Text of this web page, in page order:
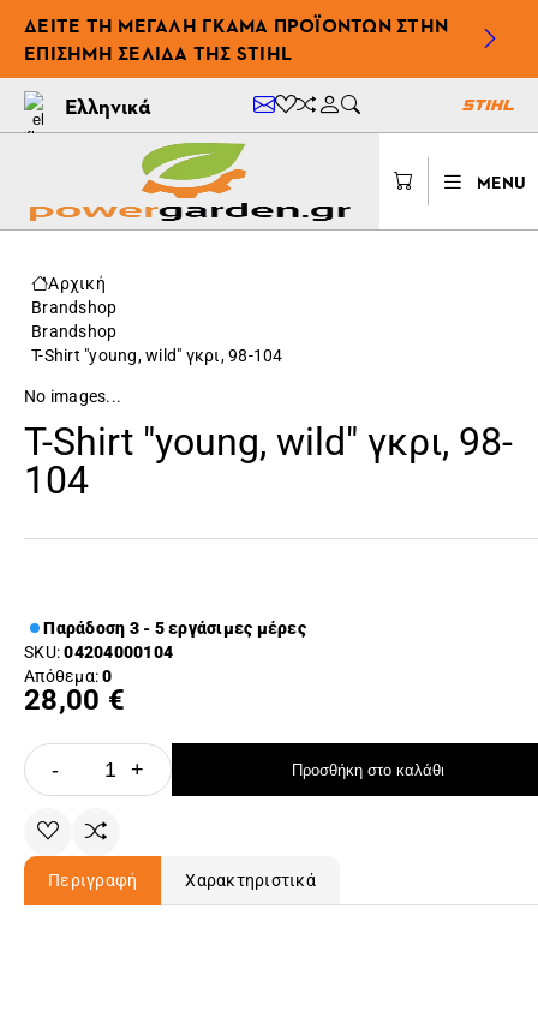
ΔΕΊΤΕ ΤΗ ΜΕΓΆΛΗ ΓΚΆΜΑ ΠΡΟΪΌΝΤΩΝ ΣΤΗΝ
ΕΠΊΣΗΜΗ ΣΕΛΊΔΑ ΤΗΣ STIHL
Ελληνικά
MENU
Αρχική
Brandshop
Brandshop
T-Shirt "young, wild" γκρι, 98-104
No images...
T-Shirt "young, wild" γκρι, 98-
104
Παράδοση 3 - 5 εργάσιμες μέρες
SKU:04204000104
Απόθεμα:0
28,00 €
- + Προσθήκη στο καλάθι
Περιγραφή Χαρακτηριστικά